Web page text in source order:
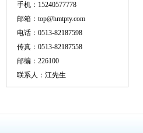
手机：15240577778
邮箱：top@hmtpty.com
电话：0513-82187598
传真：0513-82187558
邮编：226100
联系人：江先生